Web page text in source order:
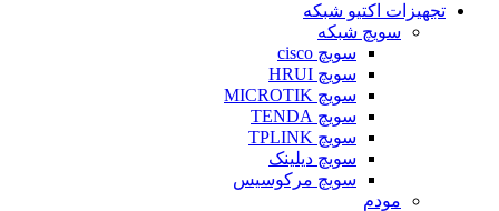
تجهیزات اکتیو شبکه
سویچ شبکه
سویچ cisco
سویچ HRUI
سویچ MICROTIK
سویچ TENDA
سویچ TPLINK
سویچ دیلینک
سویچ مرکوسیس
مودم